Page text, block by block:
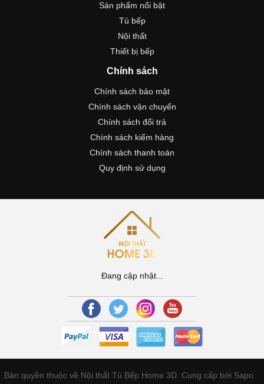
Sản phẩm nổi bật
Tủ bếp
Nội thất
Thiết bị bếp
Chính sách
Chính sách bảo mật
Chính sách vận chuyển
Chính sách đổi trả
Chính sách kiểm hàng
Chính sách thanh toán
Quy định sử dụng
Đang cập nhật...
Bản quyền thuộc về Nội thất Tủ Bếp Home 3D. Cung cấp bởi Sapo